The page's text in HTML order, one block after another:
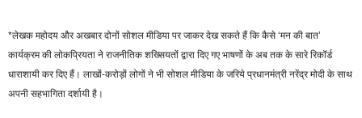
*लेखक महोदय और अखबार दोनों सोशल मीडिया पर जाकर देख सकते हैं कि कैसे ‘मन की बात’
कार्यक्रम की लोकप्रियता ने राजनीतिक शख्सियतों द्वारा दिए गए भाषणों के अब तक के सारे रिकॉर्ड
धाराशायी कर दिए हैं। लाखों-करोड़ों लोगों ने भी सोशल मीडिया के जरिये प्रधानमंत्री नरेंद्र मोदी के साथ
अपनी सहभागिता दर्शायी है।